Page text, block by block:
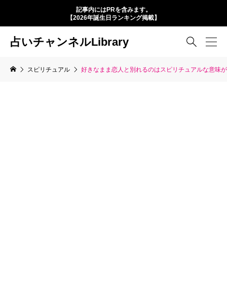
記事内にはPRを含みます。
【2026年誕生日ランキング掲載】
占いチャンネルLibrary 
スピリチュアル 好きなまま恋人と別れるのはスピリチュアルな意味